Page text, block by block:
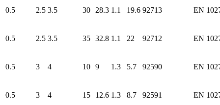
0.5 2.5 3.5 30 28.3 1.1 19.6 92713 EN
0.5 2.5 3.5 35 32.8 1.1 22 92712 EN
0.5 3 4 10 9 1.3 5.7 92590 EN
0.5 3 4 15 12.6 1.3 8.7 92591 EN